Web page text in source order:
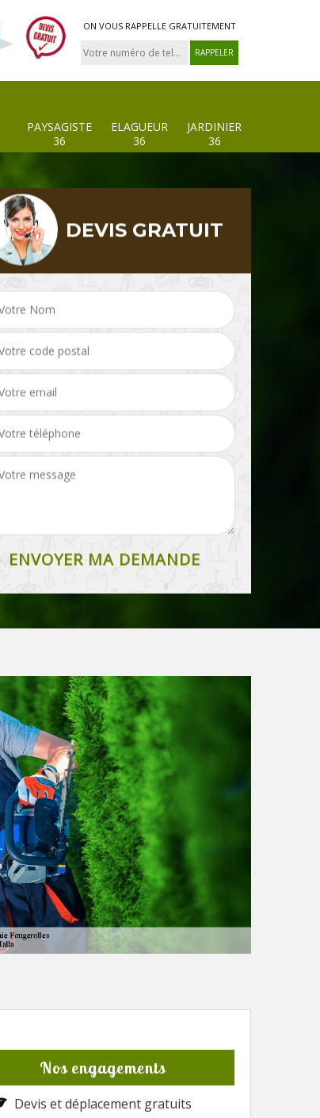
ON VOUS RAPPELLE GRATUITEMENT
PAYSAGISTE
36
ELAGUEUR
36
JARDINIER
36
Paysagiste 36 Elagueur 36
DEVIS GRATUIT
Nos engagements
Devis et déplacement gratuits